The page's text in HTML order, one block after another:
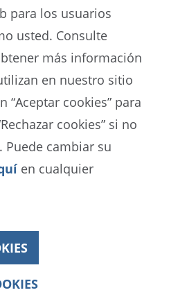
Datos de la FIFA
FIFA. Reservados todos los
para los usuarios
usted. Consulte
más información
en nuestro sitio
“Aceptar cookies” para
cookies” si no
Puede cambiar su
en cualquier